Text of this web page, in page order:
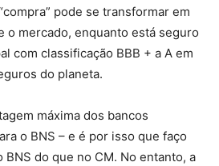
pode se transformar em
o mercado, enquanto está seguro
com classificação BBB + a A em
do planeta.
máxima dos bancos
o BNS – e é por isso que faço
do que no CM. No entanto, a